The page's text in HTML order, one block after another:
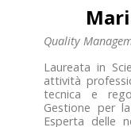
Quality
Laureata in
attività
tecnica e
Gestione per
Esperta delle